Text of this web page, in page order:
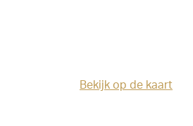
Bekijk op de kaart